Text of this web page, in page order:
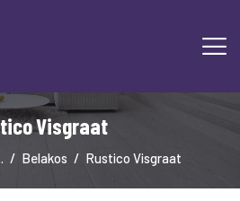
Visgraat
Belakos Rustico Visgraat